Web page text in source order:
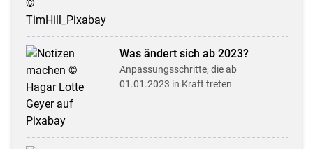
Was ändert sich ab 2023?
Anpassungsschritte, die ab
01.01.2023 in Kraft treten